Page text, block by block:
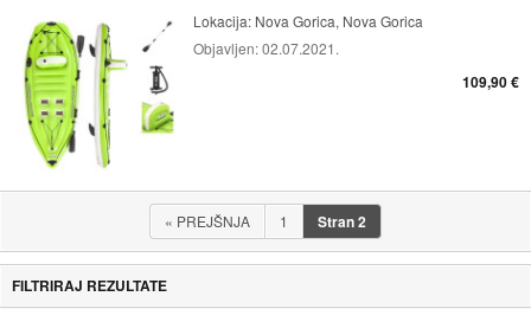
Lokacija: Nova Gorica, Nova Gorica
Objavljen:02.07.2021.
109,90 €
« PREJŠNJA 1 Stran2
FILTRIRAJ REZULTATE